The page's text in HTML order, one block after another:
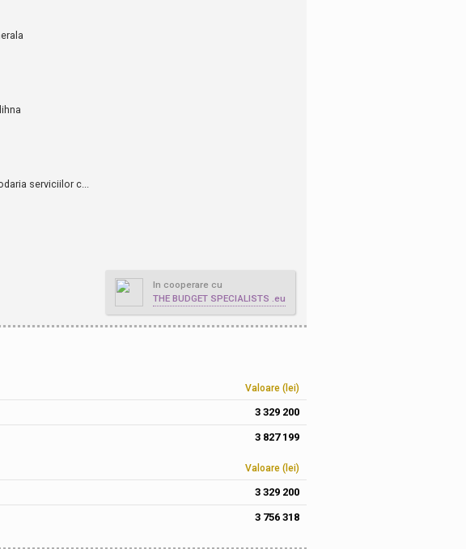
In cooperare cu
THE BUDGET SPECIALISTS .eu
Valoare (lei)
3 329 200
3 827 199
Valoare (lei)
3 329 200
3 756 318